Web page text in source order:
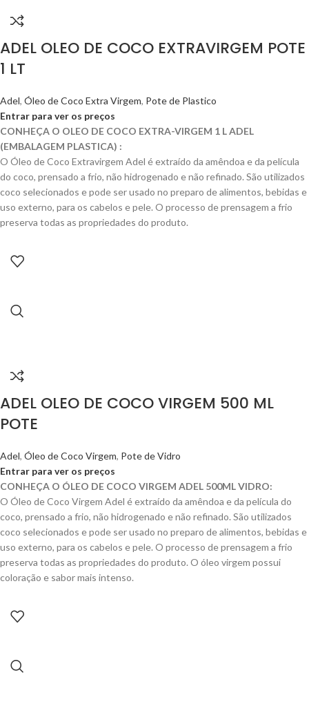
ADEL OLEO DE COCO EXTRAVIRGEM POTE
1 LT
Adel, Óleo de Coco Extra Virgem, Pote de Plastico
Entrar para ver os preços
CONHEÇA O OLEO DE COCO EXTRA-VIRGEM 1 L ADEL
(EMBALAGEM PLASTICA) :
O Óleo de Coco Extravirgem Adel é extraído da amêndoa e da película
do coco, prensado a frio, não hidrogenado e não refinado. São utilizados
coco selecionados e pode ser usado no preparo de alimentos, bebidas e
uso externo, para os cabelos e pele. O processo de prensagem a frio
preserva todas as propriedades do produto.
ADEL OLEO DE COCO VIRGEM 500 ML
POTE
Adel, Óleo de Coco Virgem, Pote de Vidro
Entrar para ver os preços
CONHEÇA O ÓLEO DE COCO VIRGEM ADEL 500ML VIDRO:
O Óleo de Coco Virgem Adel é extraído da amêndoa e da película do
coco, prensado a frio, não hidrogenado e não refinado. São utilizados
coco selecionados e pode ser usado no preparo de alimentos, bebidas e
uso externo, para os cabelos e pele. O processo de prensagem a frio
preserva todas as propriedades do produto. O óleo virgem possui
coloração e sabor mais intenso.